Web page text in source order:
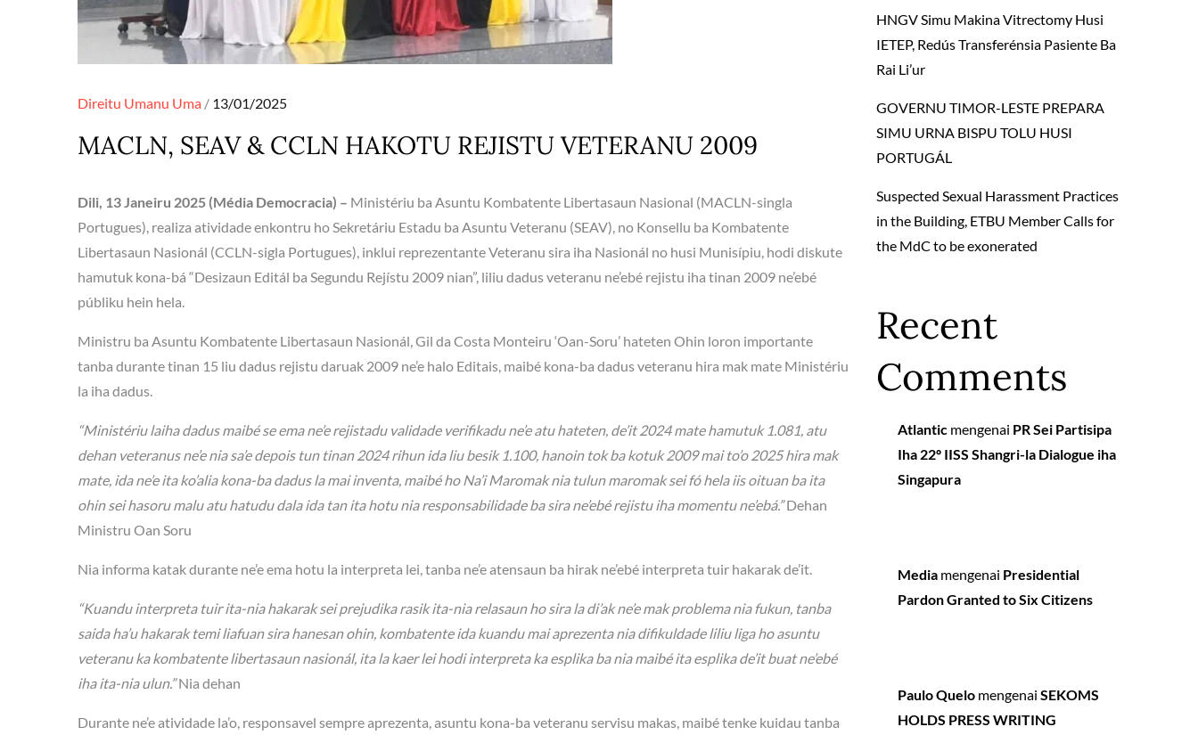
Direitu Umanu Uma Posted
13/01/2025
MACLN, SEAV & CCLN HAKOTU REJISTU VETERANU 2009
Dili, 13 Janeiru 2025 (Média Democracia) – Ministériu ba Asuntu Kombatente Libertasaun Nasional (MACLN-singla
Portugues), realiza atividade enkontru ho Sekretáriu Estadu ba Asuntu Veteranu (SEAV), no Konsellu ba Kombatente
Libertasaun Nasionál (CCLN-sigla Portugues), inklui reprezentante Veteranu sira iha Nasionál no husi Munisípiu, hodi diskute
hamutuk kona-bá “Desizaun Editál ba Segundu Rejístu 2009 nian”, liliu dadus veteranu ne’ebé rejistu iha tinan 2009 ne’ebé
públiku hein hela.
Ministru ba Asuntu Kombatente Libertasaun Nasionál, Gil da Costa Monteiru ‘Oan-Soru’ hateten Ohin loron importante
tanba durante tinan 15 liu dadus rejistu daruak 2009 ne’e halo Editais, maibé kona-ba dadus veteranu hira mak mate Ministériu
la iha dadus.
“Ministériu laiha dadus maibé se ema ne’e rejistadu validade verifikadu ne’e atu hateten, de’it 2024 mate hamutuk 1.081, atu
dehan veteranus ne’e nia sa’e depois tun tinan 2024 rihun ida liu besik 1.100, hanoin tok ba kotuk 2009 mai to’o 2025 hira mak
mate, ida ne’e ita ko’alia kona-ba dadus la mai inventa, maibé ho Na’i Maromak nia tulun maromak sei fó hela iis oituan ba ita
ohin sei hasoru malu atu hatudu dala ida tan ita hotu nia responsabilidade ba sira ne’ebé rejistu iha momentu ne’ebá.”Dehan
Ministru Oan Soru
Nia informa katak durante ne’e ema hotu la interpreta lei, tanba ne’e atensaun ba hirak ne’ebé interpreta tuir hakarak de’it.
“Kuandu interpreta tuir ita-nia hakarak sei prejudika rasik ita-nia relasaun ho sira la di’ak ne’e mak problema nia fukun, tanba
saida ha’u hakarak temi liafuan sira hanesan ohin, kombatente ida kuandu mai aprezenta nia difikuldade liliu liga ho asuntu
veteranu ka kombatente libertasaun nasionál, ita la kaer lei hodi interpreta ka esplika ba nia maibé ita esplika de’it buat ne’ebé
iha ita-nia ulun.”Nia dehan
Durante ne’e atividade la’o, responsavel sempre aprezenta, asuntu kona-ba veteranu servisu makas, maibé tenke kuidau tanba
HNGV Simu Makina Vitrectomy Husi
IETEP, Redús Transferénsia Pasiente Ba
Rai Li’ur
GOVERNU TIMOR-LESTE PREPARA
SIMU URNA BISPU TOLU HUSI
PORTUGÁL
Suspected Sexual Harassment Practices
in the Building, ETBU Member Calls for
the MdC to be exonerated
Recent
Comments
Atlantic mengenai PR Sei Partisipa
Iha 22º IISS Shangri-la Dialogue iha
Singapura
Media mengenai Presidential
Pardon Granted to Six Citizens
Paulo Quelo mengenaiSEKOMS
HOLDS PRESS WRITING